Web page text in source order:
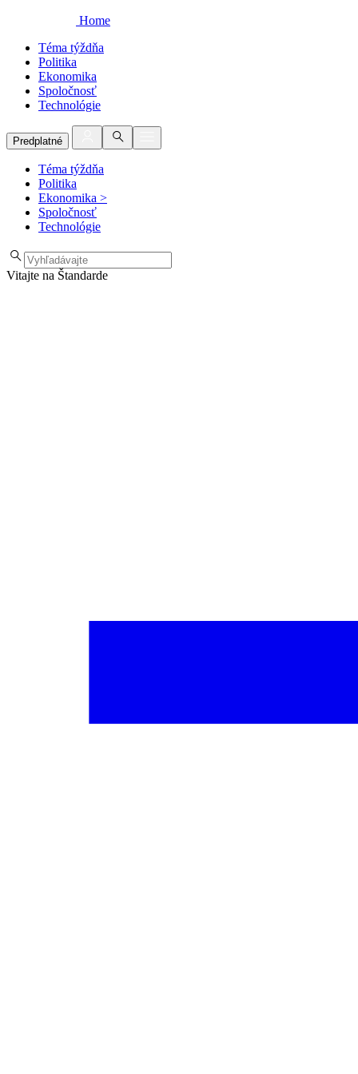
Home
Téma týždňa
Politika
Ekonomika
Spoločnosť
Technológie
Predplatné
Téma týždňa
Politika
Ekonomika >
Spoločnosť
Technológie
Vitajte na Štandarde